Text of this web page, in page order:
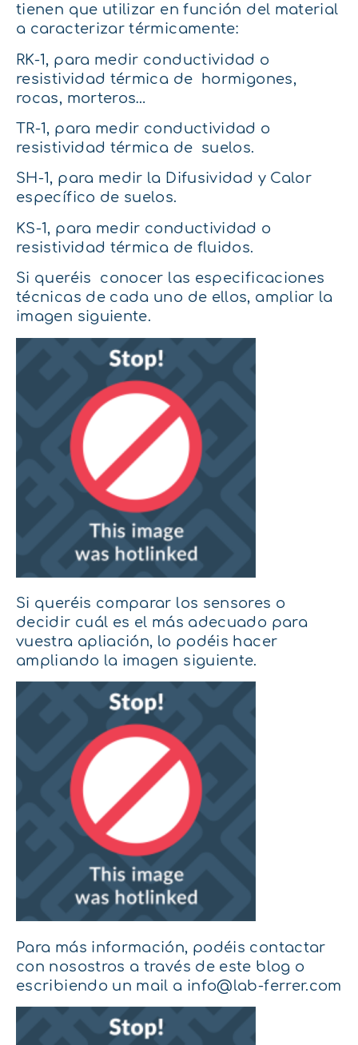
tienen que utilizar en función del material
a caracterizar térmicamente:
RK-1, para medir conductividad o
resistividad térmica de hormigones,
rocas, morteros…
TR-1, para medir conductividad o
resistividad térmica de suelos.
SH-1, para medir la Difusividad y Calor
específico de suelos.
KS-1, para medir conductividad o
resistividad térmica de fluidos.
Si queréis conocer las especificaciones
técnicas de cada uno de ellos, ampliar la
imagen siguiente.
Si queréis comparar los sensores o
decidir cuál es el más adecuado para
vuestra apliación, lo podéis hacer
ampliando la imagen siguiente.
Para más información, podéis contactar
con nosostros a través de este blog o
escribiendo un mail a info@lab-ferrer.com